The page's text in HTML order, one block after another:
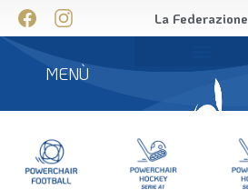
La Federazione
MENÙ